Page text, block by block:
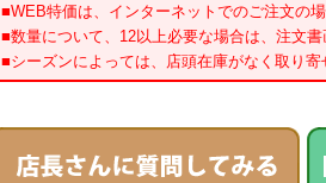
■WEB特価は、インターネットでのご注文の
■数量について、12以上必要な場合は、注文
■シーズンによっては、店頭在庫がなく取り